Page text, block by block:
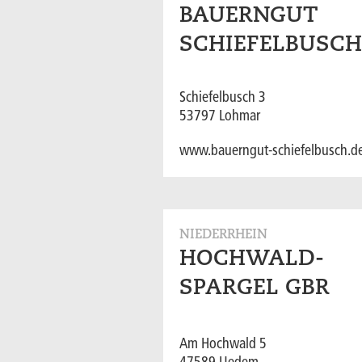
BAUERNGUT
SCHIEFELBUSCH
Schiefelbusch 3
53797 Lohmar
www.bauerngut-
NIEDERRHEIN
HOCHWALD-
SPARGEL GBR
Am Hochwald 5